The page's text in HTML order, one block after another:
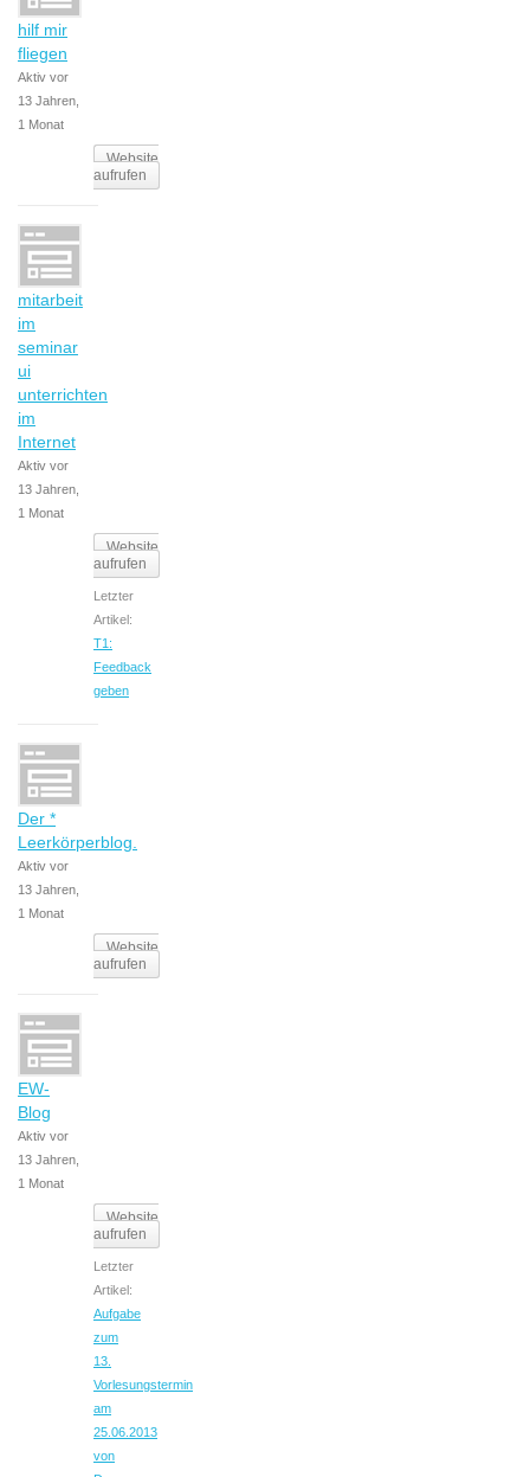
hilf mir
fliegen
Aktiv vor
13 Jahren,
1 Monat
Website
aufrufen
mitarbeit
im
seminar
ui
unterrichten
im
Internet
Aktiv vor
13 Jahren,
1 Monat
Website
aufrufen
Letzter
Artikel:
T1:
Feedback
geben
Der *
Leerkörperblog.
Aktiv vor
13 Jahren,
1 Monat
Website
aufrufen
EW-
Blog
Aktiv vor
13 Jahren,
1 Monat
Website
aufrufen
Letzter
Artikel:
Aufgabe
zum
13.
Vorlesungstermin
am
25.06.2013
von